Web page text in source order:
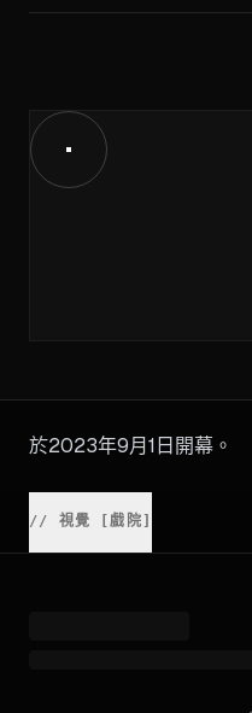
於2023年9月1日開幕。
// 視覺 [戲院]